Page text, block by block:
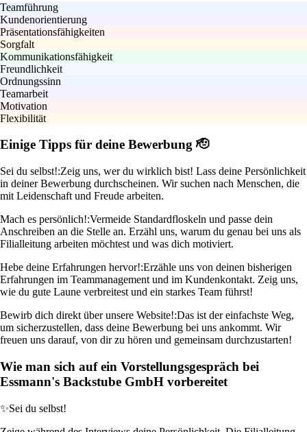
Teamführung
Kundenorientierung
Präsentationsfähigkeiten
Sorgfalt
Kommunikationsfähigkeit
Freundlichkeit
Ordnungssinn
Teamarbeit
Motivation
Flexibilität
Einige Tipps für deine Bewerbung 🫡
Sei du selbst!:Zeig uns, wer du wirklich bist! Lass deine Persönlichkeit
in deiner Bewerbung durchscheinen. Wir suchen nach Menschen, die
mit Leidenschaft und Freude arbeiten.
Mach es persönlich!:Vermeide Standardfloskeln und passe dein
Anschreiben an die Stelle an. Erzähl uns, warum du genau bei uns als
Filialleitung arbeiten möchtest und was dich motiviert.
Hebe deine Erfahrungen hervor!:Erzähle uns von deinen bisherigen
Erfahrungen im Teammanagement und im Kundenkontakt. Zeig uns,
wie du gute Laune verbreitest und ein starkes Team führst!
Bewirb dich direkt über unsere Website!:Das ist der einfachste Weg,
um sicherzustellen, dass deine Bewerbung bei uns ankommt. Wir
freuen uns darauf, von dir zu hören und gemeinsam durchzustarten!
Wie man sich auf ein Vorstellungsgespräch bei
Essmann's Backstube GmbH vorbereitet
✨Sei du selbst!